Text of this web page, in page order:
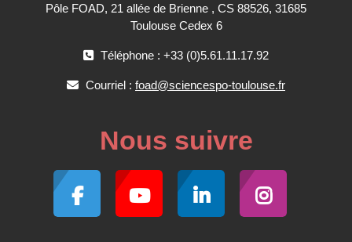
Pôle FOAD, 21 allée de Brienne , CS 88526, 31685
Toulouse Cedex 6
Téléphone : +33 (0)5.61.11.17.92
Courriel : foad@sciencespo-toulouse.fr
Nous suivre